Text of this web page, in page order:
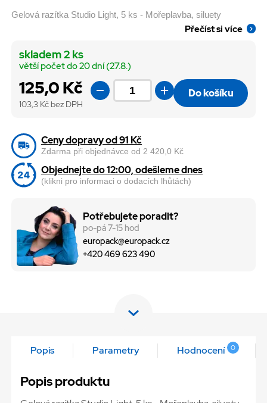
Gelová razítka Studio Light, 5 ks - Mořeplavba, siluety
Přečíst si více
125,0 Kč
103,3 Kč bez DPH
skladem 2 ks
větší počet do 20 dní (27.8.)
Do košíku
Ceny dopravy od 91 Kč
Zdarma při objednávce od 2 420,0 Kč
Objednejte do 12:00, odešleme dnes
(klikni pro informaci o dodacích lhůtách)
Potřebujete poradit?
po-pá 7-15 hod
europack@europack.cz
+420 469 623 490
Popis Parametry Hodnocení 0
Popis produktu